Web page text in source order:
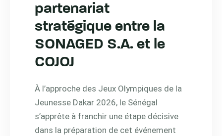
partenariat
stratégique entre la
SONAGED S.A. et le
COJOJ
À l’approche des Jeux Olympiques de la
Jeunesse Dakar 2026, le Sénégal
s’apprête à franchir une étape décisive
dans la préparation de cet événement